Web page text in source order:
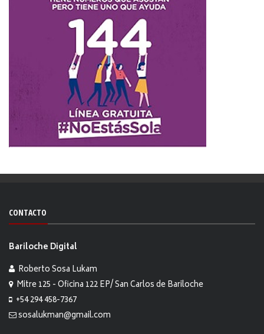
CONTACTO
Bariloche Digital
Roberto Sosa Lukam
Mitre 125 - Oficina 122 EP/ San Carlos de Bariloche
+54 294 458-7367
sosalukman@gmail.com